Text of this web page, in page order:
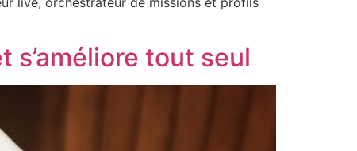
s’améliore tout seul